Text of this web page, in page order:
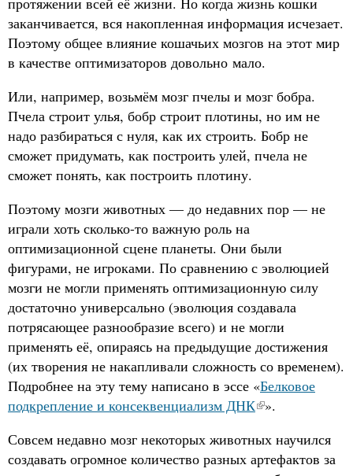
заканчивается, вся накопленная информация исчезает.
Поэтому общее влияние кошачьих мозгов на этот мир
в качестве оптимизаторов довольно мало.
Или, например, возьмём мозг пчелы и мозг бобра.
Пчела строит улья, бобр строит плотины, но им не
надо разбираться с нуля, как их строить. Бобр не
сможет придумать, как построить улей, пчела не
сможет понять, как построить плотину.
Поэтому мозги животных — до недавних пор — не
играли хоть сколько-то важную роль на
оптимизационной сцене планеты. Они были
фигурами, не игроками. По сравнению с эволюцией
мозги не могли применять оптимизационную силу
достаточно универсально (эволюция создавала
потрясающее разнообразие всего) и не могли
применять её, опираясь на предыдущие достижения
(их творения не накапливали сложность со временем).
Подробнее на эту тему написано в эссе «Белковое
подкрепление и консеквенциализм ДНК ».
Совсем недавно мозг некоторых животных научился
создавать огромное количество разных артефактов за